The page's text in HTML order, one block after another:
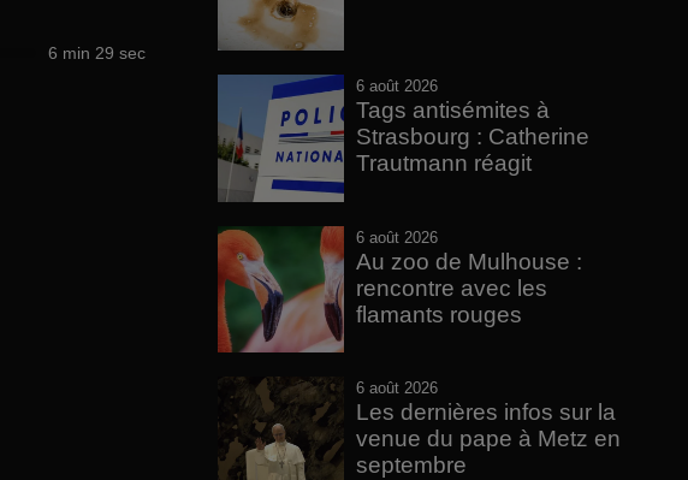
6 min 29 sec
6 août 2026
Tags antisémites à
Strasbourg : Catherine
Trautmann réagit
6 août 2026
Au zoo de Mulhouse :
rencontre avec les
flamants rouges
6 août 2026
Les dernières infos sur la
venue du pape à Metz en
septembre